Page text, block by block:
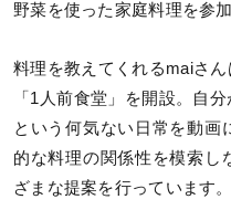
野菜を使った家庭料理を参
料理を教えてくれるmaiさ
「1人前食堂」を開設。自
という何気ない日常を動画
的な料理の関係性を模索し
ざまな提案を行っています。